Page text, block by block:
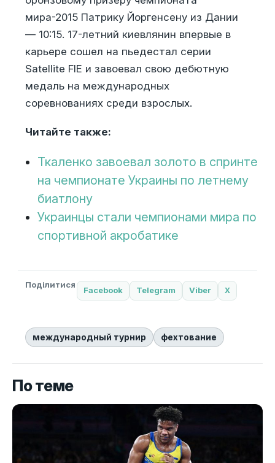
мира-2015 Патрику Йоргенсену из Дании
— 10:15. 17-летний киевлянин впервые в
карьере сошел на пьедестал серии
Satellite FIE и завоевал свою дебютную
медаль на международных
соревнованиях среди взрослых.
Читайте также:
Ткаленко завоевал золото в спринте
на чемпионате Украины по летнему
биатлону
Украинцы стали чемпионами мира по
спортивной акробатике
Поділитися
Facebook Telegram Viber X
международный турнир фехтование
По теме